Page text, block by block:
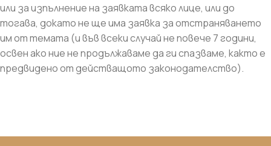
или за изпълнение на заявката всяко лице, или до
тогава, докато не ще има заявка за отстраняването
им от темата (и във всеки случай не повече 7 години,
освен ако ние не продължаваме да ги спазваме, както е
предвидено от действащото законодателство).